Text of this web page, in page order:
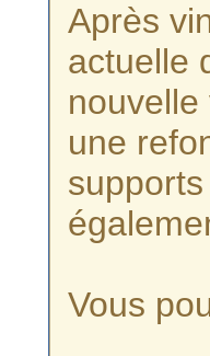
Après
actuelle
nouvelle
une
Vous